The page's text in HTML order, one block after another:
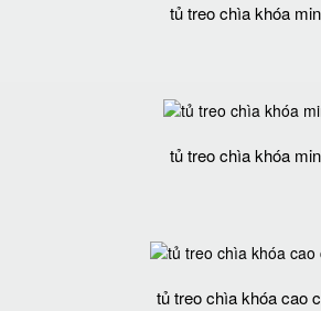
tủ treo chìa khóa
tủ treo chìa khóa
tủ treo chìa khóa cao